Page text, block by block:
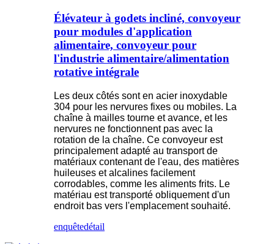
Élévateur à godets incliné, convoyeur
pour modules d'application
alimentaire, convoyeur pour
l'industrie alimentaire/alimentation
rotative intégrale
Les deux côtés sont en acier inoxydable
304 pour les nervures fixes ou mobiles. La
chaîne à mailles tourne et avance, et les
nervures ne fonctionnent pas avec la
rotation de la chaîne. Ce convoyeur est
principalement adapté au transport de
matériaux contenant de l'eau, des matières
huileuses et alcalines facilement
corrodables, comme les aliments frits. Le
matériau est transporté obliquement d'un
endroit bas vers l'emplacement souhaité.
enquêtedétail